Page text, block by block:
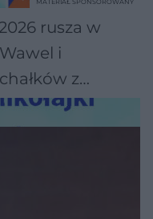
rusza w
i
z
MATERIAŁ SPONSOROWANY